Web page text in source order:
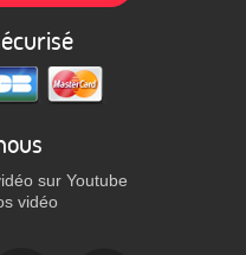
sur Youtube
vidéo